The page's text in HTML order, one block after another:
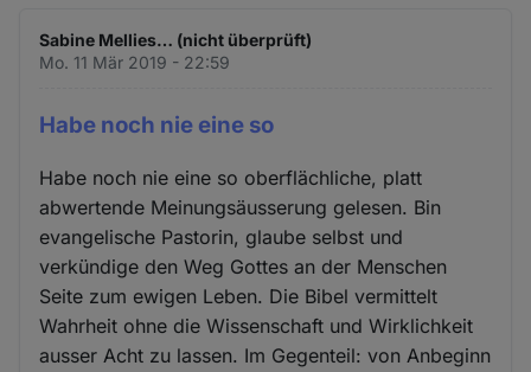
Sabine Mellies… (nicht überprüft)
Mo. 11 Mär 2019 - 22:59
Habe noch nie eine so
Habe noch nie eine so oberflächliche, platt
abwertende Meinungsäusserung gelesen. Bin
evangelische Pastorin, glaube selbst und
verkündige den Weg Gottes an der Menschen
Seite zum ewigen Leben. Die Bibel vermittelt
Wahrheit ohne die Wissenschaft und Wirklichkeit
ausser Acht zu lassen. Im Gegenteil: von Anbeginn